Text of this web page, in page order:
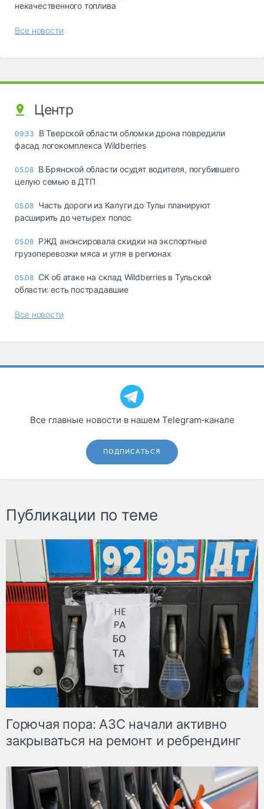
некачественного топлива
Все новости
Центр
09:33
В Тверской области обломки дрона повредили
фасад логокомплекса Wildberries
05.08 В Брянской области осудят водителя, погубившего
целую семью в ДТП
05.08 Часть дороги из Калуги до Тулы планируют
расширить до четырех полос
05.08 РЖД анонсировала скидки на экспортные
грузоперевозки мяса и угля в регионах
05.08 СК об атаке на склад Wildberries в Тульской
области: есть пострадавшие
Все новости
Все главные новости в нашем Telegram‑канале
ПОДПИСАТЬСЯ
Публикации по теме
Горючая пора: АЗС начали активно
закрываться на ремонт и ребрендинг